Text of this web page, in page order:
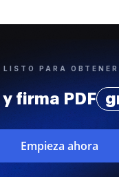
LISTO PARA
y firma PDF
Empieza ahora